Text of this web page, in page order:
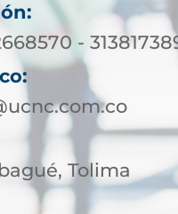
-
Tolima